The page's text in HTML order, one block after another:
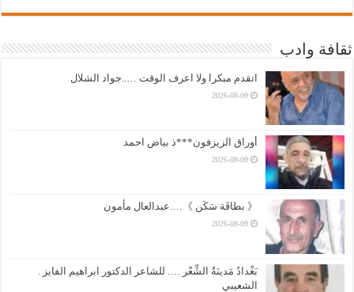
ثقافة وادب
اتقدم مبكرا ولا اعرف الوقت …..جواد الشلال
2026-08-09
أوراق الزيزفون***ذ بياض احمد
2026-08-09
《 بطاقَة سَكَن 》….عبدالعال مأمون
2026-08-09
بَغْدادُ مَدينَةُ الشِّعْر …. للشاعر الدكتور ابراهيم الفايز .
الشعيبي